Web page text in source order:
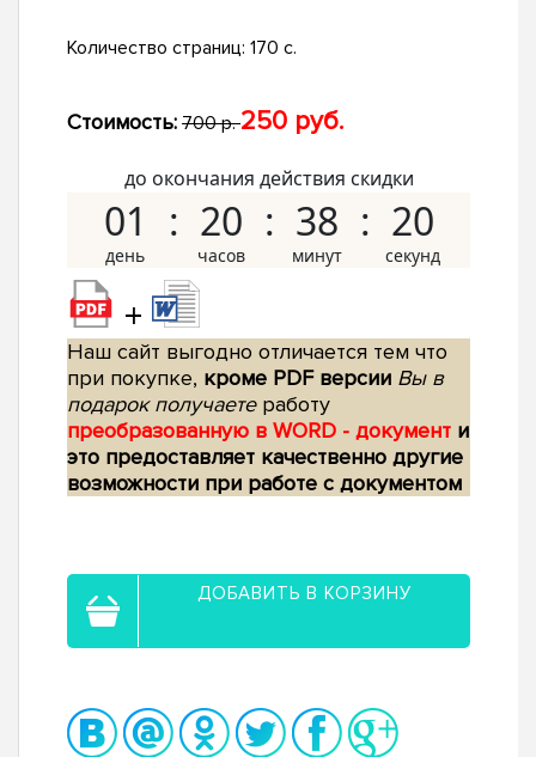
Количество страниц: 170 с.
Стоимость: 700 р.250 руб.
до окончания действия скидки
01 20 38 19
+
Наш сайт выгодно отличается тем что
при покупке, кроме PDF версии Вы в
подарок получаетеработу
преобразованную в WORD - документ и
это предоставляет качественно другие
возможности при работе с документом
ДОБАВИТЬ В КОРЗИНУ